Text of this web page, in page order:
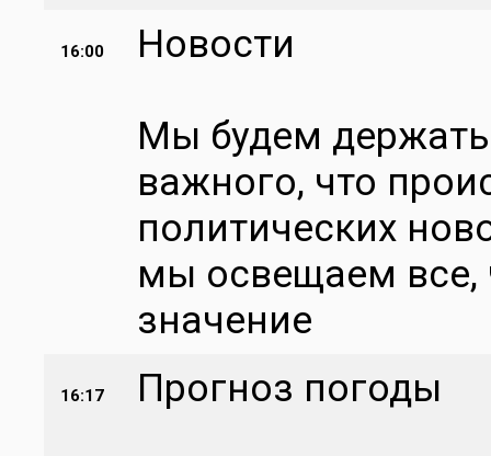
16:00
Новости
Мы будем держать
важного, что
политических
мы освещаем все,
значение
16:17
Прогноз погоды